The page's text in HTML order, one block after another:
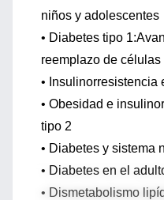
niños y adolescentes
• Diabetes tipo
reemplazo de células
• Insulinorresistencia
• Obesidad e
tipo 2
• Diabetes y sistema
• Diabetes en el
• Dismetabolismo